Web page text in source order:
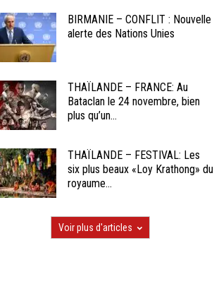
BIRMANIE – CONFLIT : Nouvelle
alerte des Nations Unies
THAÏLANDE – FRANCE: Au
Bataclan le 24 novembre, bien
plus qu’un...
THAÏLANDE – FESTIVAL: Les
six plus beaux «Loy Krathong» du
royaume...
Voir plus d'articles